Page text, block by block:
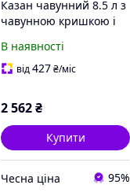
Казан чавунний 8.5 л з
чавунною кришкою і
В наявності
від427₴/міс
2 562₴
Купити
Чесна ціна 95%